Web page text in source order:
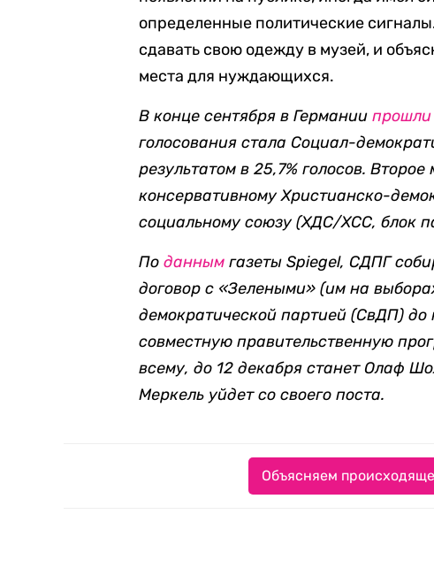
определенные политические
сдавать свою одежду в музей, и
места для нуждающихся.
В конце сентября в Германиипрошли
голосования стала Социал-
результатом в 25,7% голосов.
консервативному Христианско-
социальному союзу (ХДС/ХСС, блок
Поданным газеты Spiegel, СДПГ
договор с «Зелеными» (им на
демократической партией (СвДП)
совместную правительственную
всему, до 12 декабря станет Олаф
Меркель уйдет со своего поста.
Объясняем